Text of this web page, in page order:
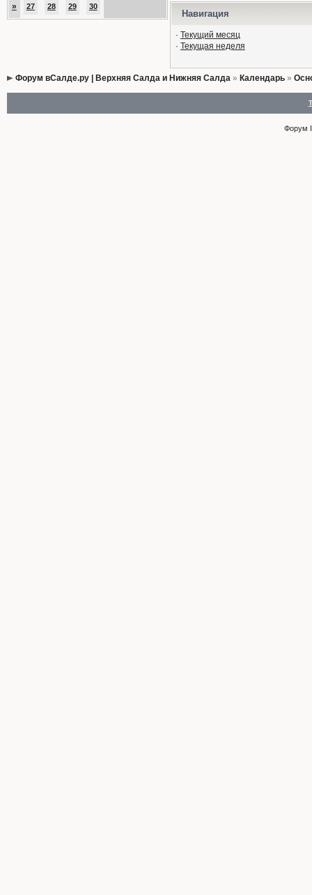
» 27 28 29 30
Навигация
· Текущий месяц
· Текущая неделя
Форум вСалде.ру | Верхняя Салда и Нижняя Салда» Календарь»
Форум